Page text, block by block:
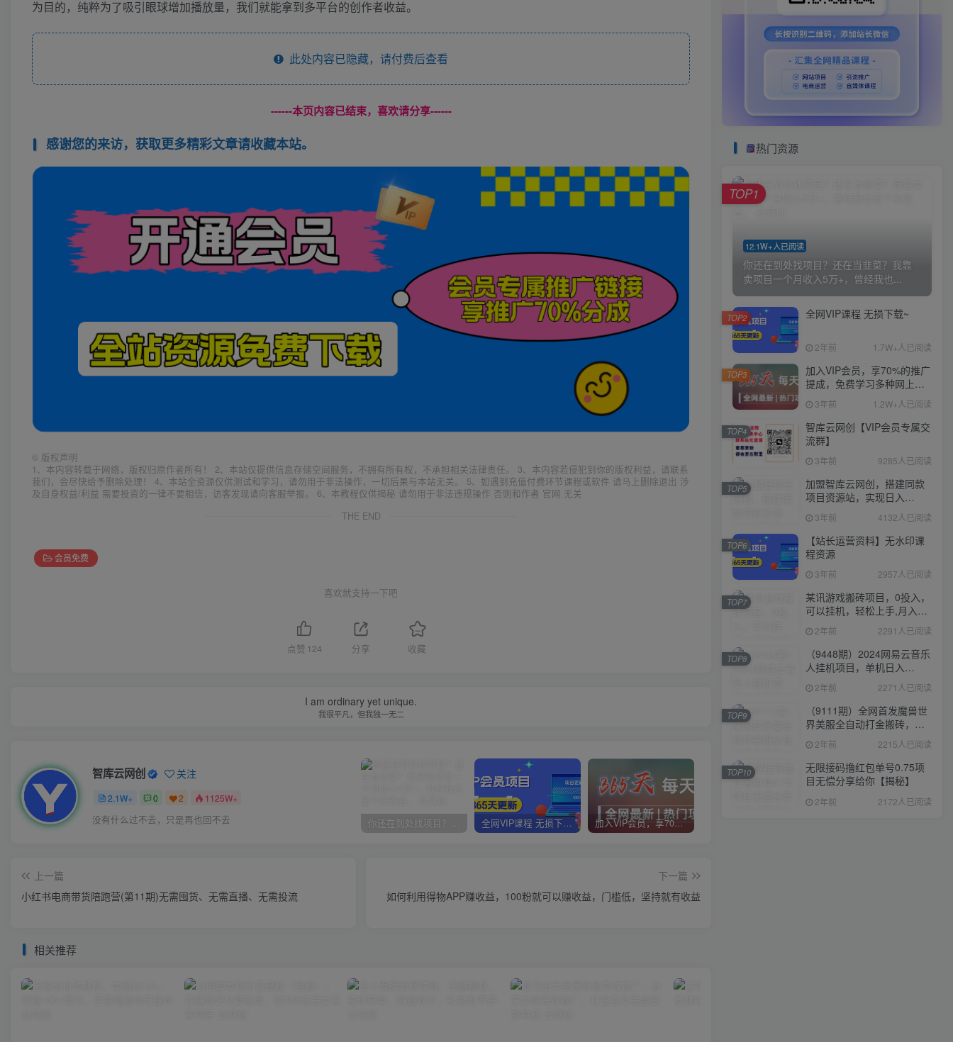
为目的，纯粹为了吸引眼球增加播放量，我们就能拿到多平台的创作者收益。
此处内容已隐藏，请付费后查看
------本页内容已结束，喜欢请分享------
感谢您的来访，获取更多精彩文章请收藏本站。
© 版权声明
1、本内容转载于网络，版权归原作者所有！ 2、本站仅提供信息存储空间服务，不拥有所有权，不承担相关法律责任。 3、本内容若侵犯到你的版权利益，请联系
我们，会尽快给予删除处理！ 4、本站全资源仅供测试和学习，请勿用于非法操作，一切后果与本站无关。 5、如遇到充值付费环节课程或软件 请马上删除退出 涉
及自身权益/利益 需要投资的一律不要相信，访客发现请向客服举报。 6、本教程仅供揭秘 请勿用于非法违规操作 否则和作者 官网 无关
THE END
会员免费
喜欢就支持一下吧
点赞 124 分享 收藏
I am ordinary yet unique.
我很平凡，但我独一无二
智库云网创 关注
2.1W+ 0 2 1125W+
没有什么过不去，只是再也回不去 你还在到处找项目？还在当韭菜？我靠卖项目一个月收入5万+，曾经我也是个失败者。 全网VIP课程 无损下载~ 加入VIP会员，享70%的推广提成，免费学习多种网上创业课程，菜鸟秒变大神！
上一篇
小红书电商带货陪跑营(第11期)无需囤货、无需直播、无需投流
下一篇
如何利用得物APP赚收益，100粉就可以赚收益，门槛低，坚持就有收益
相关推荐
热门资源
12.1W+人已阅读
你还在到处找项目？还在当韭菜？我靠
卖项目一个月收入5万+，曾经我也...
TOP1
全网VIP课程 无损下载~
2年前 1.7W+人已阅读
TOP2
加入VIP会员，享70%的推广
提成，免费学习多种网上创
业课程，菜鸟秒变大神！
3年前 1.2W+人已阅读
TOP3
智库云网创【VIP会员专属交
流群】
3年前 9285人已阅读
TOP4
加盟智库云网创，搭建同款
项目资源站，实现日入
2000+
3年前 4132人已阅读
TOP5
【站长运营资料】无水印课
程资源
3年前 2957人已阅读
TOP6
某讯游戏搬砖项目，0投入，
可以挂机，轻松上手,月入
3000+上不封顶
2年前 2291人已阅读
TOP7
（9448期）2024网易云音乐
人挂机项目，单机日入
150+，无脑月入5000+
2年前 2271人已阅读
TOP8
（9111期）全网首发魔兽世
界美服全自动打金搬砖，日
入1000+，简单好操作，保
姆级教学
2年前 2215人已阅读
TOP9
无限接码撸红包单号0.75项
目无偿分享给你【揭秘】
2年前 2172人已阅读
TOP10